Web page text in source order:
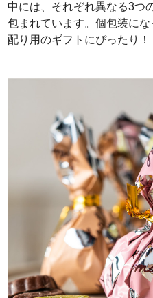
中には、それぞれ異なる3つ
包まれています。個包装に
配り用のギフトにぴったり！